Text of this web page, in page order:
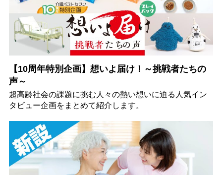
【10周年特別企画】想いよ届け！～挑戦者たちの
声～
超高齢社会の課題に挑む人々の熱い想いに迫る人気イン
タビュー企画をまとめて紹介します。